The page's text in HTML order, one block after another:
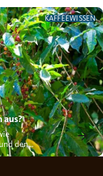
KAFFEEWISSEN
aus?
den